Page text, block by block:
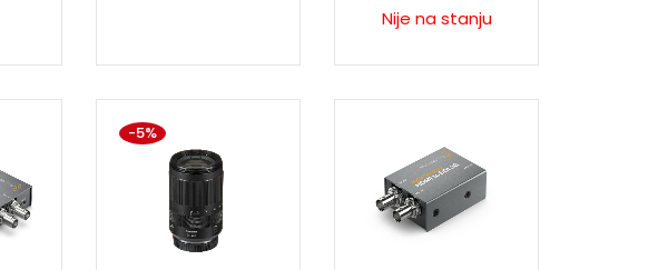
Nije na stanju
-5%